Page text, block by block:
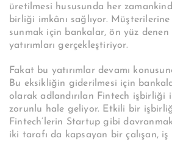
üretilmesi hususunda her
birliği imkânı sağlıyor.
sunmak için bankalar, ön yüz
yatırımları gerçekleştiriyor.
Fakat bu yatırımlar devamı
Bu eksikliğin giderilmesi için
olarak adlandırılan Fintech işbirliği
zorunlu hale geliyor. Etkili bir
Fintech’lerin Startup gibi
iki tarafı da kapsayan bir çalışan,